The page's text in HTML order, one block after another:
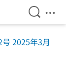
Open
2025年3月